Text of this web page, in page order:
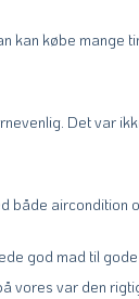
kan købe mange
Det var
både aircondition
god mad til
vores var den